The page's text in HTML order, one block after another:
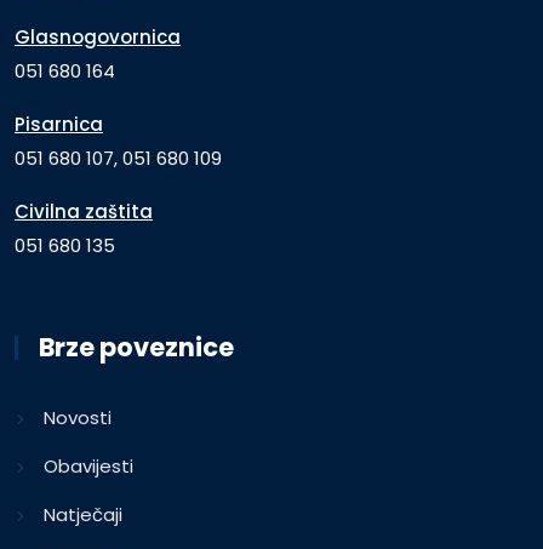
Glasnogovornica
051 680 164
Pisarnica
051 680 107, 051 680 109
Civilna zaštita
051 680 135
Brze poveznice
Novosti
Obavijesti
Natječaji